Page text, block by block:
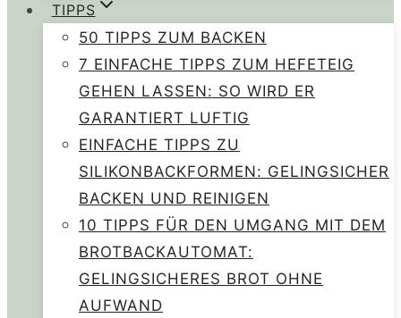
TIPPS
50 TIPPS ZUM BACKEN
7 EINFACHE TIPPS ZUM HEFETEIG
GEHEN LASSEN: SO WIRD ER
GARANTIERT LUFTIG
EINFACHE TIPPS ZU
SILIKONBACKFORMEN: GELINGSICHER
BACKEN UND REINIGEN
10 TIPPS FÜR DEN UMGANG MIT DEM
BROTBACKAUTOMAT:
GELINGSICHERES BROT OHNE
AUFWAND